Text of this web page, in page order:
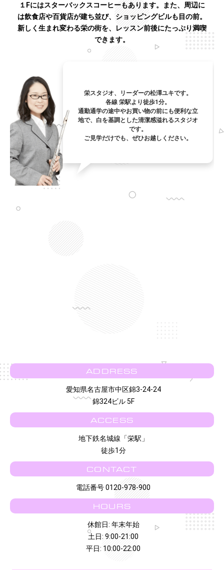
１Fにはスターバックスコーヒーもあります。また、周辺に
は飲食店や百貨店が建ち並び、 ショッピングビルも目の前。
新しく生まれ変わる栄の街を、レッスン前後にたっぷり満喫
できます。
栄スタジオ、リーダーの松澤ユキです。
各線 栄駅より徒歩1分。
通勤通学の途中やお買い物の前にも便利な立
地で、白を基調とした清潔感溢れるスタジオ
です。
ご見学だけでも、ぜひお越しください。
ADDRESS
愛知県名古屋市中区錦3-24-24
錦324ビル 5F
ACCESS
地下鉄名城線「栄駅」
徒歩1分
CONTACT
電話番号 0120-978-900
HOURS
休館日: 年末年始
土日: 9:00-21:00
平日: 10:00-22:00